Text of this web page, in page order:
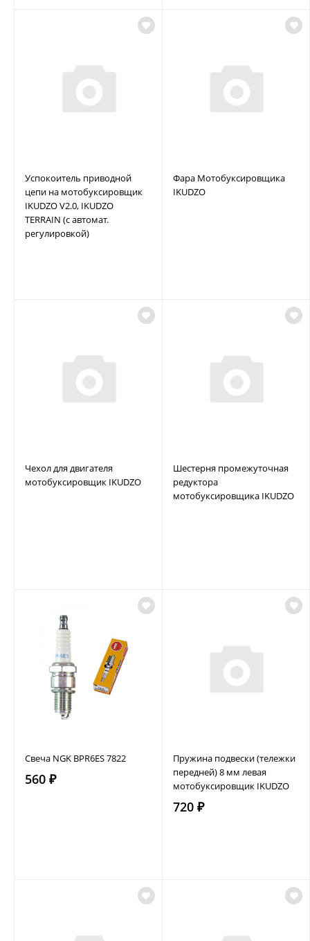
Успокоитель приводной
цепи на мотобуксировщик
IKUDZO V2.0, IKUDZO
TERRAIN (с автомат.
регулировкой)
Фара Мотобуксировщика
IKUDZO
Чехол для двигателя
мотобуксировщик IKUDZO
Шестерня промежуточная
редуктора
мотобуксировщика IKUDZO
Свеча NGK BPR6ES 7822
560 ₽
Пружина подвески (тележки
передней) 8 мм левая
мотобуксировщик IKUDZO
720 ₽